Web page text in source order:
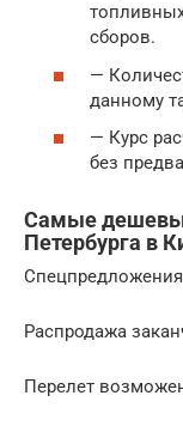
сборов.
—
данному
— Курс
без
Самые
Петербурга в
Распродажа
Перелет